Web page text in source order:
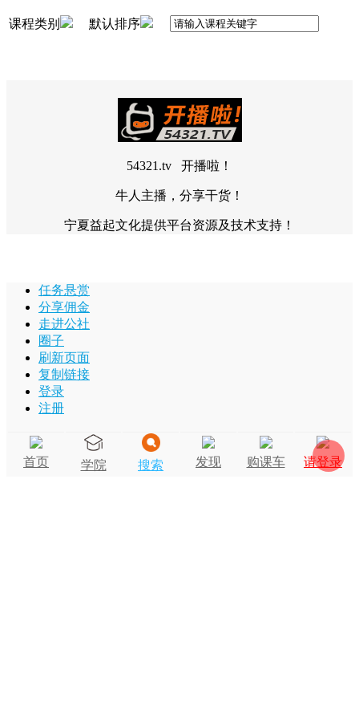
课程类别 默认排序
54321.tv 开播啦！
牛人主播，分享干货！
宁夏益起文化提供平台资源及技术支持！
任务悬赏
分享佣金
走进公社
圈子
刷新页面
复制链接
登录
注册
首页 学院 搜索 发现 购课车 请登录